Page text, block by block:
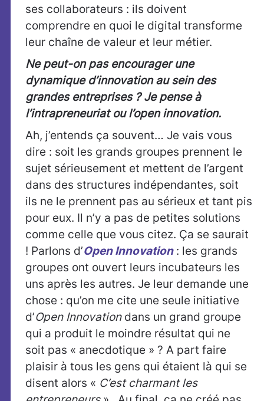
ses collaborateurs : ils doivent
comprendre en quoi le digital transforme
leur chaîne de valeur et leur métier.
Ne peut-on pas encourager une
dynamique d’innovation au sein des
grandes entreprises ? Je pense à
l’intrapreneuriat ou l’open innovation.
Ah, j’entends ça souvent… Je vais vous
dire : soit les grands groupes prennent le
sujet sérieusement et mettent de l’argent
dans des structures indépendantes, soit
ils ne le prennent pas au sérieux et tant pis
pour eux. Il n’y a pas de petites solutions
comme celle que vous citez. Ça se saurait
! Parlons d’Open Innovation : les grands
groupes ont ouvert leurs incubateurs les
uns après les autres. Je leur demande une
chose : qu’on me cite une seule initiative
d’Open Innovation dans un grand groupe
qui a produit le moindre résultat qui ne
soit pas « anecdotique » ? A part faire
plaisir à tous les gens qui étaient là qui se
disent alors « C’est charmant les